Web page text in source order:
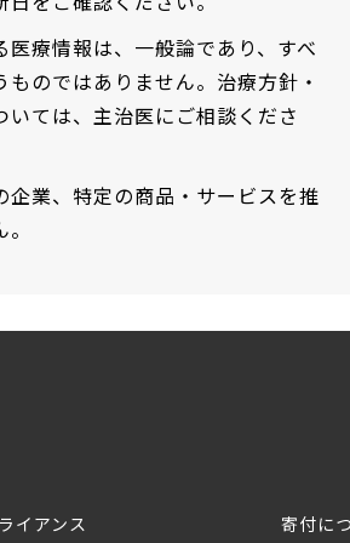
療情報は、一般論であり、すべ
のではありません。治療方針・
ては、主治医にご相談くださ
企業、特定の商品・サービスを推
イアンス
寄付に